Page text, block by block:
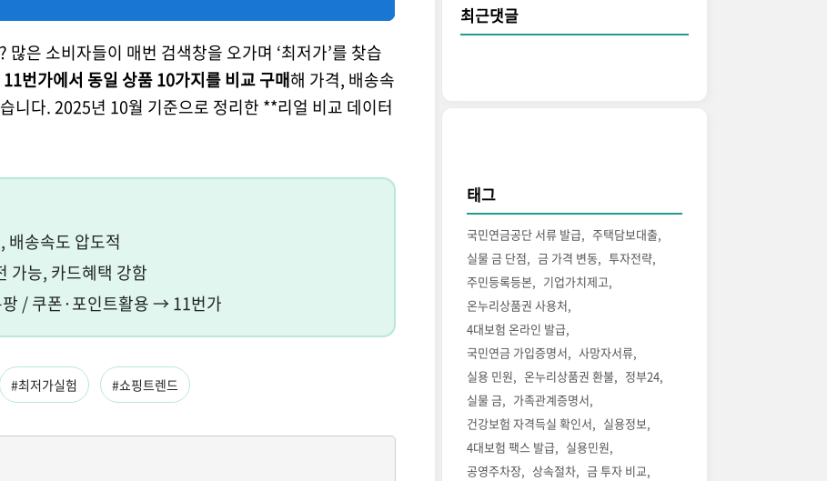
은 소비자들이 매번 검색창을 오가며 ‘최저가’를 찾습
번가에서 동일 상품 10가지를 비교 구매해 가격, 배송속
니다. 2025년 10월 기준으로 정리한 **리얼 비교 데이터
배송속도 압도적
가능, 카드혜택 강함
/ 쿠폰·포인트활용 → 11번가
#최저가실험 #쇼핑트렌드
최근댓글
태그
국민연금공단 서류 발급
주택담보대출
실물 금 단점
금 가격 변동
투자전략
주민등록등본
기업가치제고
온누리상품권 사용처
4대보험 온라인 발급
국민연금 가입증명서
사망자서류
실용 민원
온누리상품권 환불
정부24
실물 금
가족관계증명서
건강보험 자격득실 확인서
실용정보
4대보험 팩스 발급
실용민원
공영주차장
상속절차
금 투자 비교